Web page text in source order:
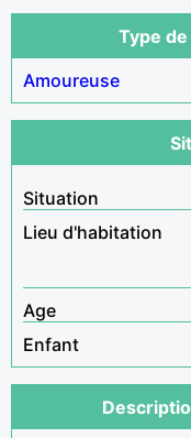
Type
Amoureuse
Situation
Lieu d'habitation
Age
Enfant